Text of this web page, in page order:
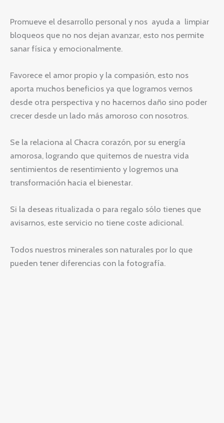
Promueve el desarrollo personal y nos ayuda a limpiar
bloqueos que no nos dejan avanzar, esto nos permite
sanar física y emocionalmente.
Favorece el amor propio y la compasión, esto nos
aporta muchos beneficios ya que logramos vernos
desde otra perspectiva y no hacernos daño sino poder
crecer desde un lado más amoroso con nosotros.
Se la relaciona al Chacra corazón, por su energía
amorosa, logrando que quitemos de nuestra vida
sentimientos de resentimiento y logremos una
transformación hacia el bienestar.
Si la deseas ritualizada o para regalo sólo tienes que
avisarnos, este servicio no tiene coste adicional.
Todos nuestros minerales son naturales por lo que
pueden tener diferencias con la fotografía.